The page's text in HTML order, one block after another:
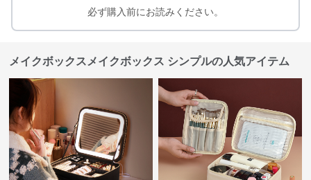
必ず購入前にお読みください。
メイクボックスメイクボックス シンプルの人気アイテム